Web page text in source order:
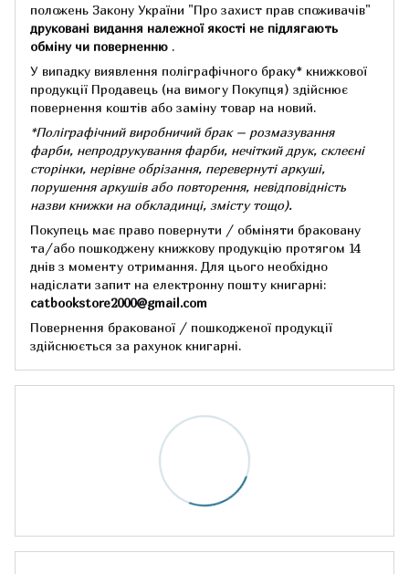
положень Закону України "Про захист прав споживачів"
друковані видання належної якості не підлягають
обміну чи поверненню .
У випадку виявлення поліграфічного браку* книжкової
продукції Продавець (на вимогу Покупця) здійснює
повернення коштів або заміну товар на новий.
*Поліграфічний виробничий брак – розмазування
фарби, непродрукування фарби, нечіткий друк, склеєні
сторінки, нерівне обрізання, перевернуті аркуші,
порушення аркушів або повторення, невідповідність
назви книжки на обкладинці, змісту тощо).
Покупець має право повернути / обміняти браковану
та/або пошкоджену книжкову продукцію протягом 14
днів з моменту отримання. Для цього необхідно
надіслати запит на електронну пошту книгарні:
catbookstore2000@gmail.com
Повернення бракованої / пошкодженої продукції
здійснюється за рахунок книгарні.